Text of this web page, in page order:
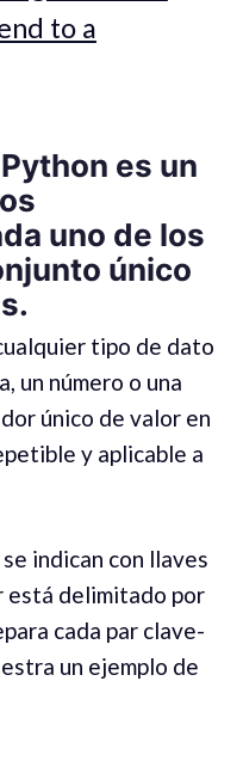
to a
es un
uno de los
único
tipo de dato
un número o una
único de valor en
y aplicable a
indican con llaves
está delimitado por
cada par clave-
un ejemplo de